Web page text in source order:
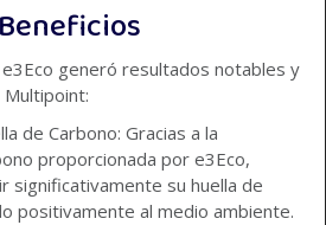
generó resultados notables y
de Carbono: Gracias a la
proporcionada por e3Eco,
significativamente su huella de
positivamente al medio ambiente.